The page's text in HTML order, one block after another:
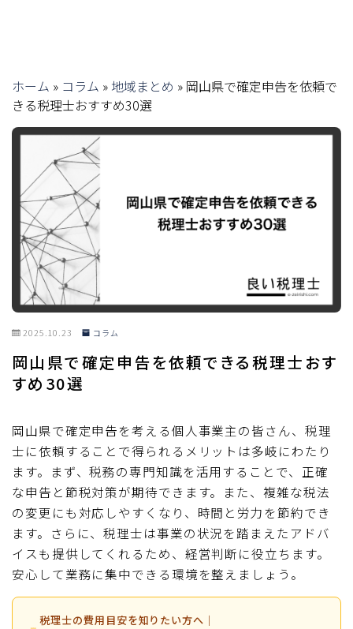
ホーム » コラム » 地域まとめ » 岡山県で確定申告を依頼で
きる税理士おすすめ30選
2025.10.23 コラム
岡山県で確定申告を依頼できる税理士おす
すめ30選
岡山県で確定申告を考える個人事業主の皆さん、税理
士に依頼することで得られるメリットは多岐にわたり
ます。まず、税務の専門知識を活用することで、正確
な申告と節税対策が期待できます。また、複雑な税法
の変更にも対応しやすくなり、時間と労力を節約でき
ます。さらに、税理士は事業の状況を踏まえたアドバ
イスも提供してくれるため、経営判断に役立ちます。
安心して業務に集中できる環境を整えましょう。
税理士の費用目安を知りたい方へ ｜